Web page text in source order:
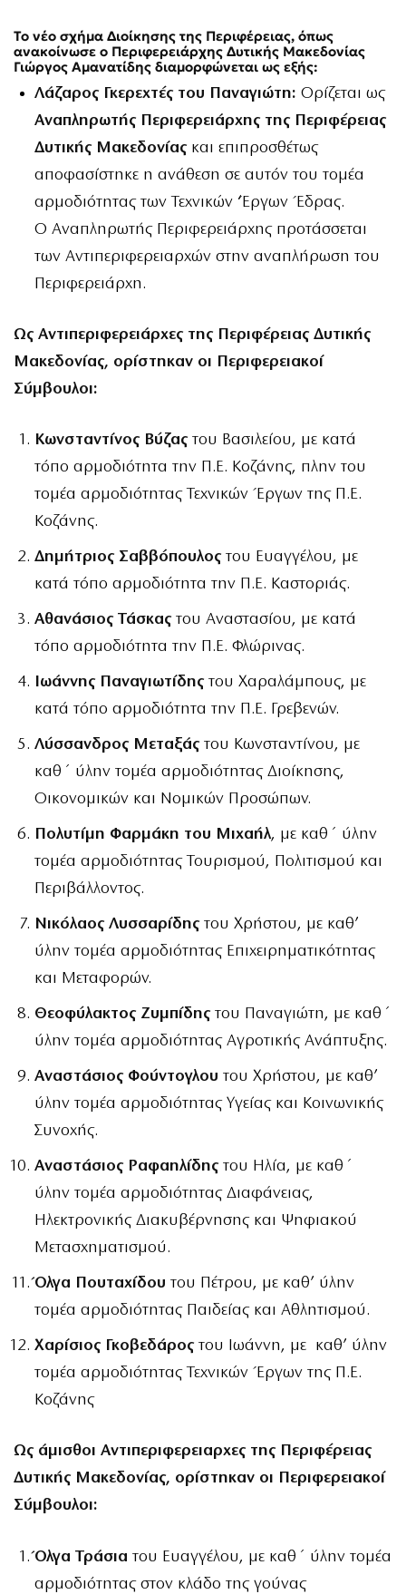
Το νέο σχήμα Διοίκησης της Περιφέρειας, όπως
ανακοίνωσε ο Περιφερειάρχης Δυτικής Μακεδονίας
Γιώργος Αμανατίδης διαμορφώνεται ως εξής:
Λάζαρος Γκερεχτές του Παναγιώτη: Ορίζεται ως
Αναπληρωτής Περιφερειάρχης της Περιφέρειας
Δυτικής Μακεδονίας και επιπροσθέτως
αποφασίστηκε η ανάθεση σε αυτόν του τομέα
αρμοδιότητας των Τεχνικών ‘Έργων Έδρας.
Ο Αναπληρωτής Περιφερειάρχης προτάσσεται
των Αντιπεριφερειαρχών στην αναπλήρωση του
Περιφερειάρχη.
Ως Αντιπεριφερειάρχες της Περιφέρειας Δυτικής
Μακεδονίας, ορίστηκαν οι Περιφερειακοί
Σύμβουλοι:
Κωνσταντίνος Βύζας του Βασιλείου, με κατά
τόπο αρμοδιότητα την Π.Ε. Κοζάνης, πλην του
τομέα αρμοδιότητας Τεχνικών Έργων της Π.Ε.
Κοζάνης.
Δημήτριος Σαββόπουλος του Ευαγγέλου, με
κατά τόπο αρμοδιότητα την Π.Ε. Καστοριάς.
Αθανάσιος Τάσκας του Αναστασίου, με κατά
τόπο αρμοδιότητα την Π.Ε. Φλώρινας.
Ιωάννης Παναγιωτίδης του Χαραλάμπους, με
κατά τόπο αρμοδιότητα την Π.Ε. Γρεβενών.
Λύσσανδρος Μεταξάς του Κωνσταντίνου, με
καθ΄ ύλην τομέα αρμοδιότητας Διοίκησης,
Οικονομικών και Νομικών Προσώπων.
Πολυτίμη Φαρμάκη του Μιχαήλ, με καθ΄ ύλην
τομέα αρμοδιότητας Τουρισμού, Πολιτισμού και
Περιβάλλοντος.
Νικόλαος Λυσσαρίδης του Χρήστου, με καθ’
ύλην τομέα αρμοδιότητας Επιχειρηματικότητας
και Μεταφορών.
Θεοφύλακτος Ζυμπίδης του Παναγιώτη, με καθ΄
ύλην τομέα αρμοδιότητας Αγροτικής Ανάπτυξης.
Αναστάσιος Φούντογλου του Χρήστου, με καθ’
ύλην τομέα αρμοδιότητας Υγείας και Κοινωνικής
Συνοχής.
Αναστάσιος Ραφαηλίδης του Ηλία, με καθ΄
ύλην τομέα αρμοδιότητας Διαφάνειας,
Ηλεκτρονικής Διακυβέρνησης και Ψηφιακού
Μετασχηματισμού.
Όλγα Πουταχίδου του Πέτρου, με καθ’ ύλην
τομέα αρμοδιότητας Παιδείας και Αθλητισμού.
Χαρίσιος Γκοβεδάρος του Ιωάννη, με καθ’ ύλην
τομέα αρμοδιότητας Τεχνικών Έργων της Π.Ε.
Κοζάνης
Ως άμισθοι Αντιπεριφερειαρχες της Περιφέρειας
Δυτικής Μακεδονίας, ορίστηκαν οι Περιφερειακοί
Σύμβουλοι:
Όλγα Τράσια του Ευαγγέλου, με καθ΄ ύλην τομέα
αρμοδιότητας στον κλάδο της γούνας